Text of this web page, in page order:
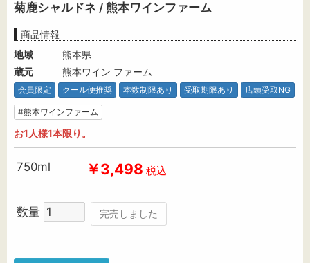
菊鹿シャルドネ / 熊本ワインファーム
商品情報
地域
熊本県
蔵元
熊本ワイン ファーム
会員限定 クール便推奨 本数制限あり 受取期限あり 店頭受取NG
#熊本ワインファーム
お1人様1本限り。
750ml ￥3,498 税込
数量 完売しました